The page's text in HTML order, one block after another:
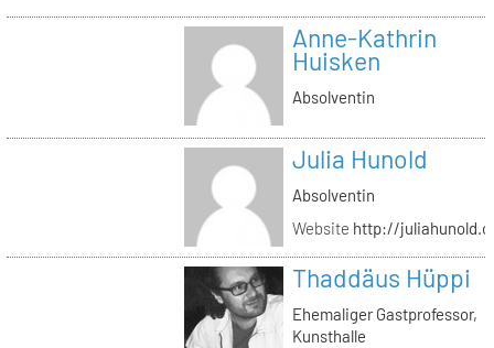
Anne-Kathrin
Huisken
Absolventin
Julia Hunold
Absolventin
Website http://
Thaddäus Hüppi
Ehemaliger Gastprofessor,
Kunsthalle